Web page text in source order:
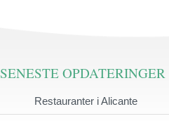
SENESTE OPDATERINGER
Restauranter i Alicante